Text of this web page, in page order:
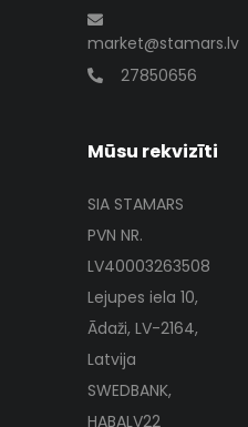
market@stamars.lv
27850656
Mūsu rekvizīti
SIA STAMARS
PVN NR.
LV40003263508
Lejupes iela 10,
Ādaži, LV-2164,
Latvija
SWEDBANK,
HABALV22